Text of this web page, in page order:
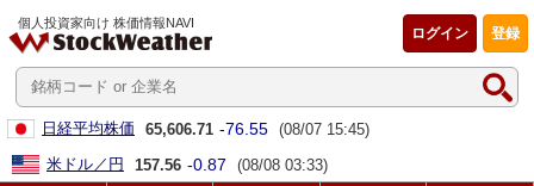
個人投資家向け 株価情報NAVI
登録
ログイン
日経平均株価 65,606.71 -76.55 (08/07 15:45)
米ドル／円
157.56 -0.87 (08/08 03:33)